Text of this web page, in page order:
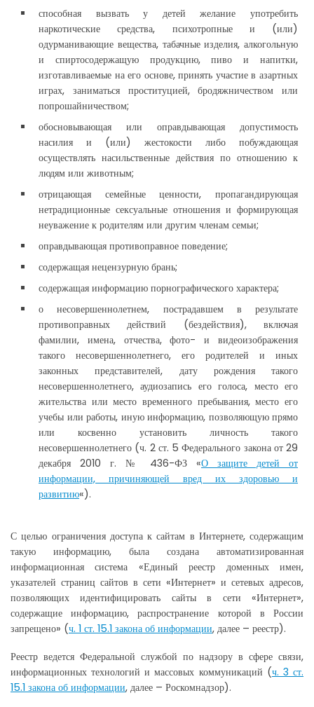
способная вызвать у детей желание употребить
наркотические средства, психотропные и (или)
одурманивающие вещества, табачные изделия, алкогольную
и спиртосодержащую продукцию, пиво и напитки,
изготавливаемые на его основе, принять участие в азартных
играх, заниматься проституцией, бродяжничеством или
попрошайничеством;
обосновывающая или оправдывающая допустимость
насилия и (или) жестокости либо побуждающая
осуществлять насильственные действия по отношению к
людям или животным;
отрицающая семейные ценности, пропагандирующая
нетрадиционные сексуальные отношения и формирующая
неуважение к родителям или другим членам семьи;
оправдывающая противоправное поведение;
содержащая нецензурную брань;
содержащая информацию порнографического характера;
о несовершеннолетнем, пострадавшем в результате
противоправных действий (бездействия), включая
фамилии, имена, отчества, фото- и видеоизображения
такого несовершеннолетнего, его родителей и иных
законных представителей, дату рождения такого
несовершеннолетнего, аудиозапись его голоса, место его
жительства или место временного пребывания, место его
учебы или работы, иную информацию, позволяющую прямо
или косвенно установить личность такого
несовершеннолетнего (ч. 2 ст. 5 Федерального закона от 29
декабря 2010 г. № 436-ФЗ «О защите детей от
информации, причиняющей вред их здоровью и
развитию«).
С целью ограничения доступа к сайтам в Интернете, содержащим
такую информацию, была создана автоматизированная
информационная система «Единый реестр доменных имен,
указателей страниц сайтов в сети «Интернет» и сетевых адресов,
позволяющих идентифицировать сайты в сети «Интернет»,
содержащие информацию, распространение которой в России
запрещено» (ч. 1 ст. 15.1 закона об информации, далее – реестр).
Реестр ведется Федеральной службой по надзору в сфере связи,
информационных технологий и массовых коммуникаций (ч. 3 ст.
15.1 закона об информации, далее – Роскомнадзор).